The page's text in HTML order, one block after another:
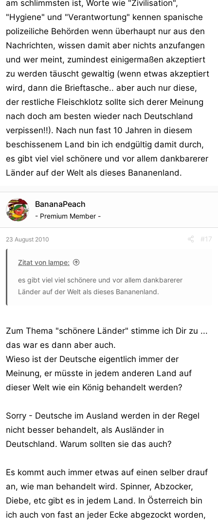
am schlimmsten ist, Worte wie "Zivilisation",
"Hygiene" und "Verantwortung" kennen spanische
polizeiliche Behörden wenn überhaupt nur aus den
Nachrichten, wissen damit aber nichts anzufangen
und wer meint, zumindest einigermaßen akzeptiert
zu werden täuscht gewaltig (wenn etwas akzeptiert
wird, dann die Brieftasche.. aber auch nur diese,
der restliche Fleischklotz sollte sich derer Meinung
nach doch am besten wieder nach Deutschland
verpissen!!). Nach nun fast 10 Jahren in diesem
beschissenem Land bin ich endgültig damit durch,
es gibt viel viel schönere und vor allem dankbarerer
Länder auf der Welt als dieses Bananenland.
BananaPeach
- Premium Member -
23 August 2010 #17
Zitat von lampe:
es gibt viel viel schönere und vor allem dankbarerer
Länder auf der Welt als dieses Bananenland.
Zum Thema "schönere Länder" stimme ich Dir zu ...
das war es dann aber auch.
Wieso ist der Deutsche eigentlich immer der
Meinung, er müsste in jedem anderen Land auf
dieser Welt wie ein König behandelt werden?
Sorry - Deutsche im Ausland werden in der Regel
nicht besser behandelt, als Ausländer in
Deutschland. Warum sollten sie das auch?
Es kommt auch immer etwas auf einen selber drauf
an, wie man behandelt wird. Spinner, Abzocker,
Diebe, etc gibt es in jedem Land. In Österreich bin
ich auch von fast an jeder Ecke abgezockt worden,